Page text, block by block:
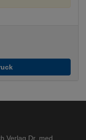
Verlag Dr. med.